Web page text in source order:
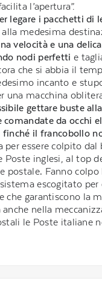
l’apertura”.
legare i pacchetti di
medesima
velocità e una
nodi perfetti e
che si abbia il
incanto e
una macchina
gettare buste
comandate da occhi
il francobollo
per essere colpito dal
Poste inglesi, al top
postale. Fanno colpo
escogitato per
che garantiscono la
anche nella
le Poste italiane